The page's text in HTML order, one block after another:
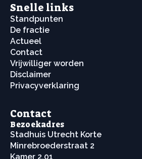
Snelle links
Standpunten
De fractie
Actueel
Contact
Vrijwilliger worden
Disclaimer
Privacyverklaring
Contact
Bezoekadres
Stadhuis Utrecht Korte
Minrebroederstraat 2
Kamer 2.01